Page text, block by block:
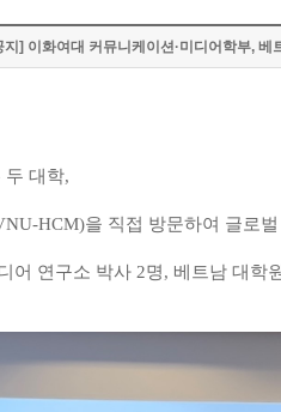
지] 이화여대 커뮤니케이션·미디어학부,
두 대학,
HCM)을 직접 방문하여 글로
어 연구소 박사 2명, 베트남 대학